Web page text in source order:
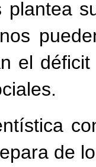
plantea
el déficit
de